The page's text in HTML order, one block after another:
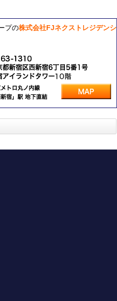
プの株式会社FJネクストレジデンシ